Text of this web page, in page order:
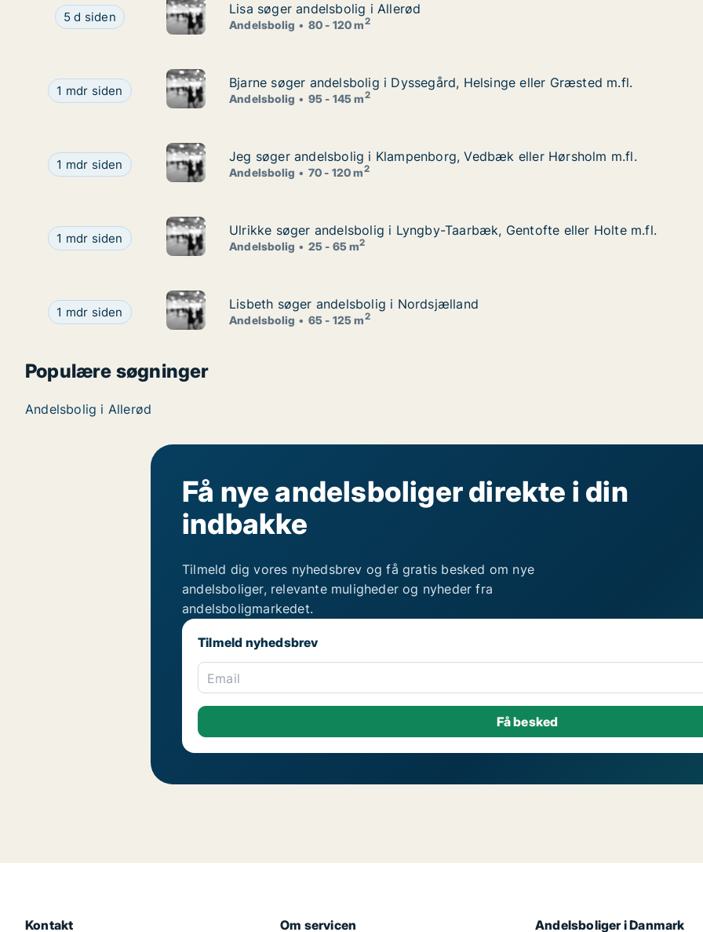
Lisa søger andelsbolig i Allerød
5 d siden
Lisa søger andelsbolig i Allerød
Lisa søger andelsbolig i Allerød
Andelsbolig 80 - 120 m2
Bjarne søger andelsbolig i Dyssegård, Helsinge eller Græsted m.fl.
1 mdr siden
Bjarne søger andelsbolig i Dyssegård, Helsinge eller Græsted m.fl.
Bjarne søger andelsbolig i Dyssegård, Helsinge eller Græsted m.fl.
Andelsbolig 95 - 145 m2
Jeg søger andelsbolig i Klampenborg, Vedbæk eller Hørsholm m.fl.
1 mdr siden
Jeg søger andelsbolig i Klampenborg, Vedbæk eller Hørsholm m.fl.
Jeg søger andelsbolig i Klampenborg, Vedbæk eller Hørsholm m.fl.
Andelsbolig 70 - 120 m2
Ulrikke søger andelsbolig i Lyngby-Taarbæk, Gentofte eller Holte m.fl.
1 mdr siden
Ulrikke søger andelsbolig i Lyngby-Taarbæk, Gentofte eller Holte m.fl.
Ulrikke søger andelsbolig i Lyngby-Taarbæk, Gentofte eller Holte m.fl.
Andelsbolig 25 - 65 m2
Lisbeth søger andelsbolig i Nordsjælland
1 mdr siden
Lisbeth søger andelsbolig i Nordsjælland
Lisbeth søger andelsbolig i Nordsjælland
Andelsbolig 65 - 125 m2
Populære søgninger
Andelsbolig i Allerød
Få nye andelsboliger direkte i din
indbakke
Tilmeld dig vores nyhedsbrev og få gratis besked om nye
andelsboliger, relevante muligheder og nyheder fra
andelsboligmarkedet.
Tilmeld nyhedsbrev
Email
Kontakt Om servicen Andelsboliger i Danmark